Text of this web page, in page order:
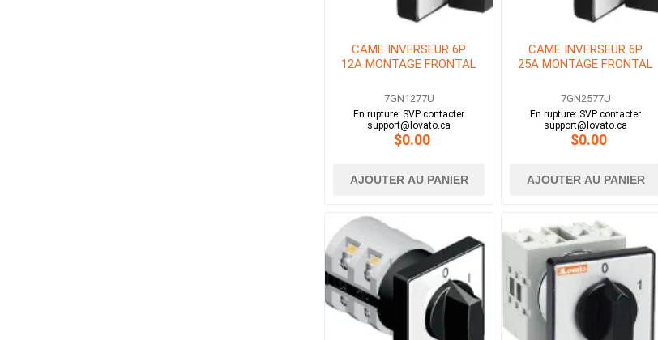
CAME INVERSEUR 6P
12A MONTAGE FRONTAL
7GN1277U
En rupture: SVP contacter
support@lovato.ca
$0.00
AJOUTER AU PANIER
CAME INVERSEUR 6P
25A MONTAGE FRONTAL
7GN2577U
En rupture: SVP contacter
support@lovato.ca
$0.00
AJOUTER AU PANIER